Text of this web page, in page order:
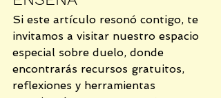
Si este artículo resonó contigo, te
invitamos a visitar nuestro espacio
especial sobre duelo, donde
encontrarás recursos gratuitos,
reflexiones y herramientas